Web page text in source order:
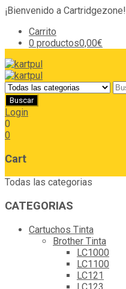
¡Bienvenido a Cartridgezone!
Carrito
0 productos0,00€
Login
0
0
Cart
Todas las categorias
CATEGORIAS
Cartuchos Tinta
Brother Tinta
LC1000
LC1100
LC121